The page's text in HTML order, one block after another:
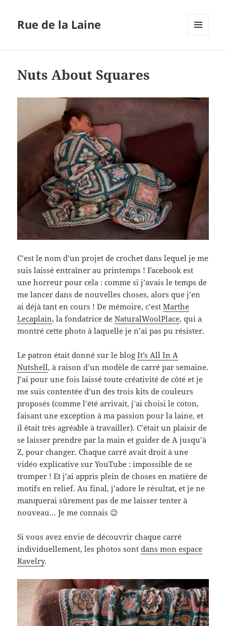
Rue de la Laine
Nuts About Squares
C’est le nom d’un projet de crochet dans lequel je me
suis laissé entraîner au printemps ! Facebook est
une horreur pour cela : comme si j’avais le temps de
me lancer dans de nouvelles choses, alors que j’en
ai déjà tant en cours ! De mémoire, c’estMarthe
Lecaplain, la fondatrice deNaturalWoolPlace, qui a
montré cette photo à laquelle je n’ai pas pu résister.
Le patron était donné sur le blogIt’s All In A
Nutshell, à raison d’un modèle de carré par semaine.
J’ai pour une fois laissé toute créativité de côté et je
me suis contentée d’un des trois kits de couleurs
proposés (comme l’été arrivait, j’ai choisi le coton,
faisant une exception à ma passion pour la laine, et
il était très agréable à travailler). C’était un plaisir de
se laisser prendre par la main et guider de A jusqu’à
Z, pour changer. Chaque carré avait droit à une
vidéo explicative sur YouTube : impossible de se
tromper ! Et j’ai appris plein de choses en matière de
motifs en relief. Au final, j’adore le résultat, et je ne
manquerai sûrement pas de me laisser tenter à
nouveau… Je me connais 😉
Si vous avez envie de découvrir chaque carré
individuellement, les photos sontdans mon espace
Ravelry.